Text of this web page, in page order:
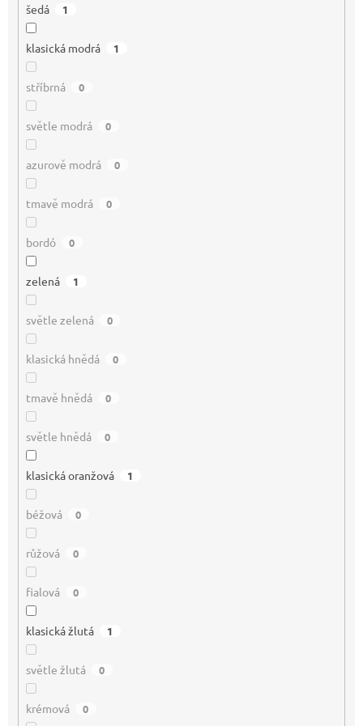
šedá 1
klasická modrá 1
stříbrná 0
světle modrá 0
azurově modrá 0
tmavě modrá 0
bordó 0
zelená 1
světle zelená 0
klasická hnědá 0
tmavě hnědá 0
světle hnědá 0
klasická oranžová 1
béžová 0
růžová 0
fialová 0
klasická žlutá 1
světle žlutá 0
krémová 0